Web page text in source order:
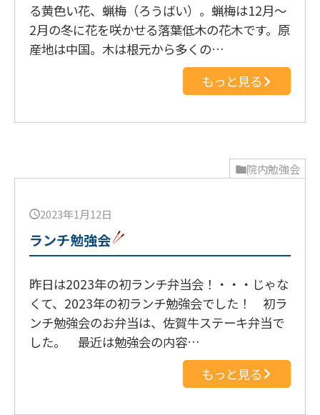
る黄色い花、蝋梅（ろうばい）。蝋梅は12月〜
2月の冬に花を咲かせる落葉低木の花木です。原
産地は中国。木は根元から多くの…
もっと見る
院内勉強会
2023年1月12日
ランチ勉強会
昨日は2023年の初ランチ弁当会！・・・じゃな
くて、2023年の初ランチ勉強会でした！ 初ラ
ンチ勉強会のお弁当は、佐賀牛ステーキ弁当で
した。 最近は勉強会の内容…
もっと見る